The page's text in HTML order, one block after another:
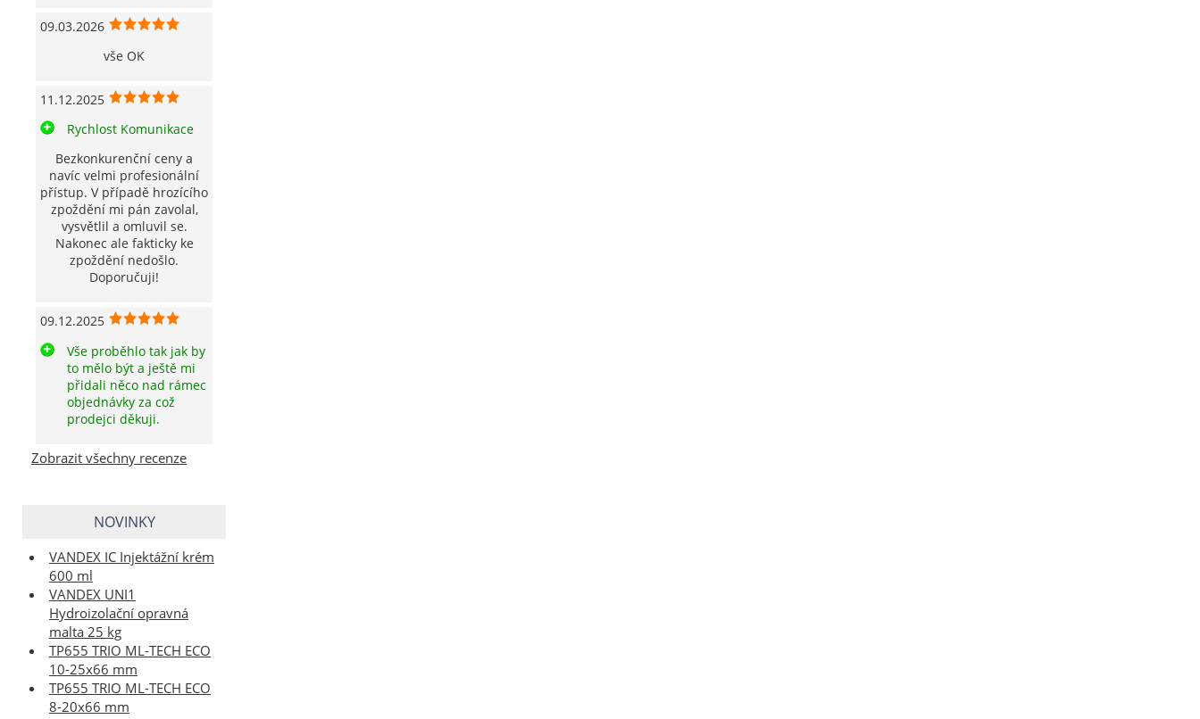
09.03.2026
vše OK
11.12.2025
Rychlost Komunikace
Bezkonkurenční ceny a
navíc velmi profesionální
přístup. V případě hrozícího
zpoždění mi pán zavolal,
vysvětlil a omluvil se.
Nakonec ale fakticky ke
zpoždění nedošlo.
Doporučuji!
09.12.2025
Vše proběhlo tak jak by
to mělo být a ještě mi
přidali něco nad rámec
objednávky za což
prodejci děkuji.
Zobrazit všechny recenze
NOVINKY
VANDEX IC Injektážní krém
600 ml
VANDEX UNI1
Hydroizolační opravná
malta 25 kg
TP655 TRIO ML-TECH ECO
10-25x66 mm
TP655 TRIO ML-TECH ECO
8-20x66 mm